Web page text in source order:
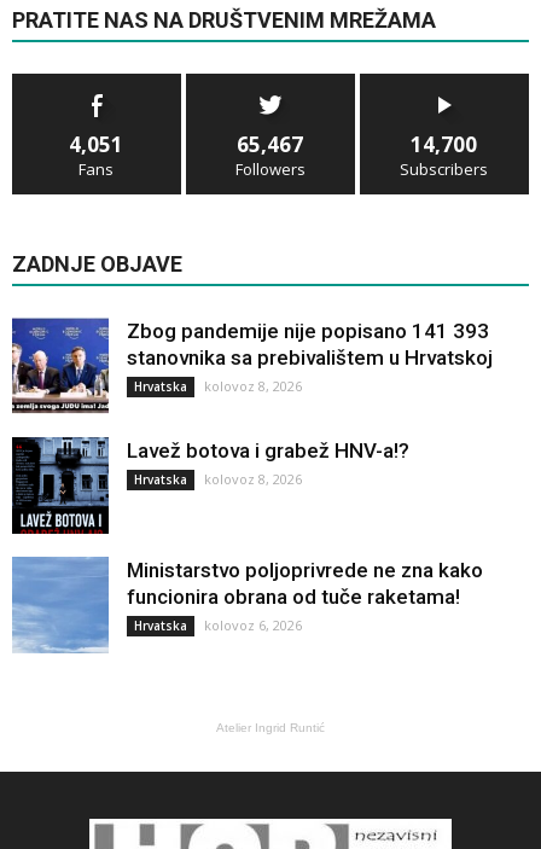
PRATITE NAS NA DRUŠTVENIM MREŽAMA
4,051
Fans
65,467
Followers
14,700
Subscribers
ZADNJE OBJAVE
Zbog pandemije nije popisano 141 393
stanovnika sa prebivalištem u Hrvatskoj
Hrvatska kolovoz 8, 2026
Lavež botova i grabež HNV-a!?
Hrvatska kolovoz 8, 2026
Ministarstvo poljoprivrede ne zna kako
funcionira obrana od tuče raketama!
Hrvatska kolovoz 6, 2026
Atelier Ingrid Runtić